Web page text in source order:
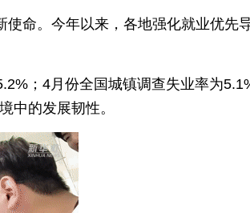
命。今年以来，各地强化就业优先
；4月份全国城镇调查失业率为
中的发展韧性。